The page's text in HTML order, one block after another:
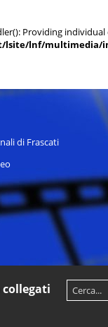
Providing
lnf/multimedia/
di Frascati